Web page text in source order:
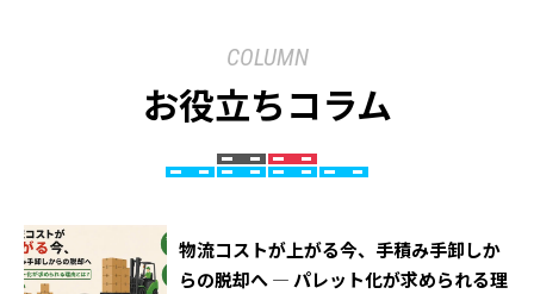
COLUMN
お役立ちコラム
物流コストが上がる今、手積み手卸しか
らの脱却へ ― パレット化が求められる理